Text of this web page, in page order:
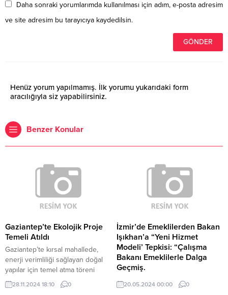
Daha sonraki yorumlarımda kullanılması için adım, e-posta adresim
ve site adresim bu tarayıcıya kaydedilsin.
Henüz yorum yapılmamış. İlk yorumu yukarıdaki form
aracılığıyla siz yapabilirsiniz.
Benzer Konular
Gaziantep’te Ekolojik Proje
Temeli Atıldı
Gaziantep’te kırsal mahallede,
enerji verimliliği sağlayan doğal
yapılar için temel atma töreni
düzenlendi. Büyükşehir Belediye
Başkanı Fatma Şahin, SANKO
28.11.2024 18:10 0
İzmir’de Emeklilerden Bakan
Işıkhan’a “Yeni Hizmet
Modeli’ Tepkisi: “Çalışma
Bakanı Emeklilerle Dalga
Geçmiş.
İzmir’de emekliler, Çalışma ve
Sosyal Güvenlik Bakanı Vedat
20.05.2024 00:00 0